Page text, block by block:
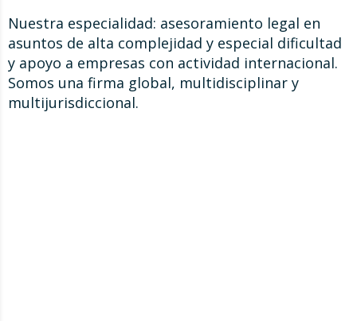
Nuestra especialidad: asesoramiento legal en
asuntos de alta complejidad y especial dificultad
y apoyo a empresas con actividad internacional.
Somos una firma global, multidisciplinar y
multijurisdiccional.